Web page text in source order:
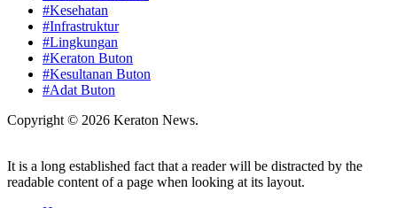
#Kesehatan
#Infrastruktur
#Lingkungan
#Keraton Buton
#Kesultanan Buton
#Adat Buton
Copyright © 2026 Keraton News.
It is a long established fact that a reader will be distracted by the
readable content of a page when looking at its layout.